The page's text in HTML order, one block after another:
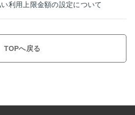
い利用上限金額の設定について
TOPへ戻る